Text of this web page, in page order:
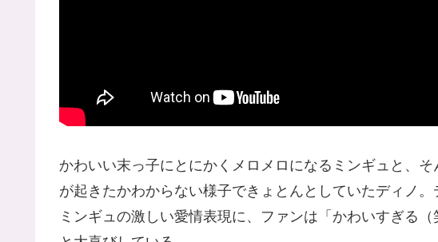
かわいい末っ子にとにかくメロメロになるミンギュと、
が起きたかわからない様子できょとんとしていたディノ
ミンギュの激しい愛情表現に、ファンは「かわいすぎる